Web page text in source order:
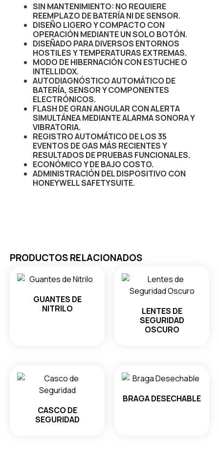
SIN MANTENIMIENTO: NO REQUIERE
REEMPLAZO DE BATERÍA NI DE SENSOR.
DISEÑO LIGERO Y COMPACTO CON
OPERACIÓN MEDIANTE UN SOLO BOTÓN.
DISEÑADO PARA DIVERSOS ENTORNOS
HOSTILES Y TEMPERATURAS EXTREMAS.
MODO DE HIBERNACIÓN CON ESTUCHE O
INTELLIDOX.
AUTODIAGNÓSTICO AUTOMÁTICO DE
BATERÍA, SENSOR Y COMPONENTES
ELECTRÓNICOS.
FLASH DE GRAN ANGULAR CON ALERTA
SIMULTÁNEA MEDIANTE ALARMA SONORA Y
VIBRATORIA.
REGISTRO AUTOMÁTICO DE LOS 35
EVENTOS DE GAS MÁS RECIENTES Y
RESULTADOS DE PRUEBAS FUNCIONALES.
ECONÓMICO Y DE BAJO COSTO.
ADMINISTRACIÓN DEL DISPOSITIVO CON
HONEYWELL SAFETYSUITE.
PRODUCTOS RELACIONADOS
GUANTES DE
NITRILO
LENTES DE
SEGURIDAD
OSCURO
CASCO DE
SEGURIDAD
BRAGA DESECHABLE